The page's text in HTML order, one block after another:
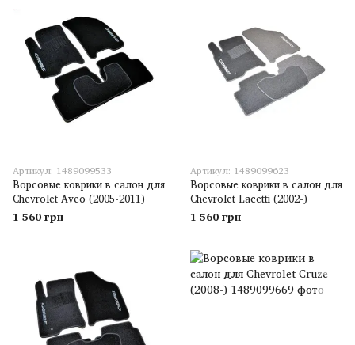
Артикул: 1489099533
Ворсовые коврики в салон для
Chevrolet Aveo (2005-2011)
1 560 грн
Артикул: 1489099623
Ворсовые коврики в салон для
Chevrolet Lacetti (2002-)
1 560 грн